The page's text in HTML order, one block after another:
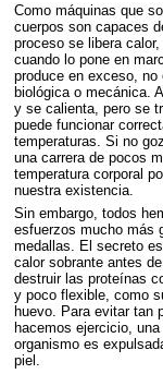
Como máquinas que
cuerpos son capaces
proceso se libera
cuando lo pone en
produce en exceso, no
biológica o mecánica.
y se calienta, pero se
puede funcionar
temperaturas. Si no
una carrera de pocos
temperatura corporal
nuestra existencia.
Sin embargo, todos
esfuerzos mucho más
medallas. El secreto
calor sobrante antes
destruir las proteínas
y poco flexible, como
huevo. Para evitar tan
hacemos ejercicio,
organismo es
piel.